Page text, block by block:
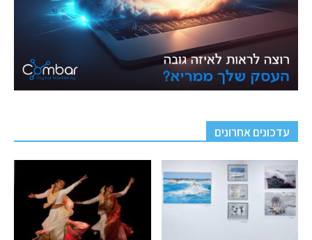
עדכונים אחרונים